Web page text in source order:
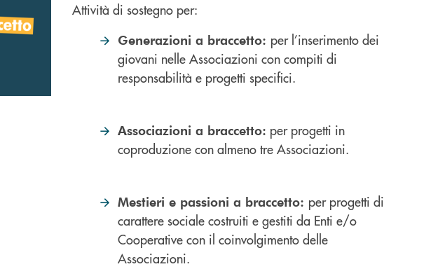
Attività di sostegno per:
Generazioni a braccetto: per l’inserimento dei
giovani nelle Associazioni con compiti di
responsabilità e progetti specifici.
Associazioni a braccetto: per progetti in
coproduzione con almeno tre Associazioni.
Mestieri e passioni a braccetto: per progetti di
carattere sociale costruiti e gestiti da Enti e/o
Cooperative con il coinvolgimento delle
Associazioni.